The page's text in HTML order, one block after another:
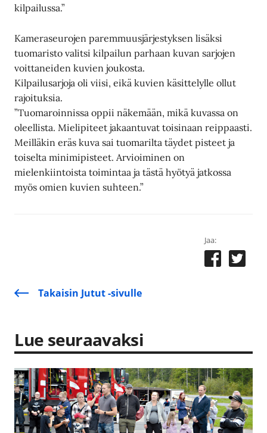
kilpailussa.”
Kameraseurojen paremmuusjärjestyksen lisäksi
tuomaristo valitsi kilpailun parhaan kuvan sarjojen
voittaneiden kuvien joukosta.
Kilpailusarjoja oli viisi, eikä kuvien käsittelylle ollut
rajoituksia.
”Tuomaroinnissa oppii näkemään, mikä kuvassa on
oleellista. Mielipiteet jakaantuvat toisinaan reippaasti.
Meilläkin eräs kuva sai tuomarilta täydet pisteet ja
toiselta minimipisteet. Arvioiminen on
mielenkiintoista toimintaa ja tästä hyötyä jatkossa
myös omien kuvien suhteen.”
Jaa:
Takaisin Jutut -sivulle
Lue seuraavaksi